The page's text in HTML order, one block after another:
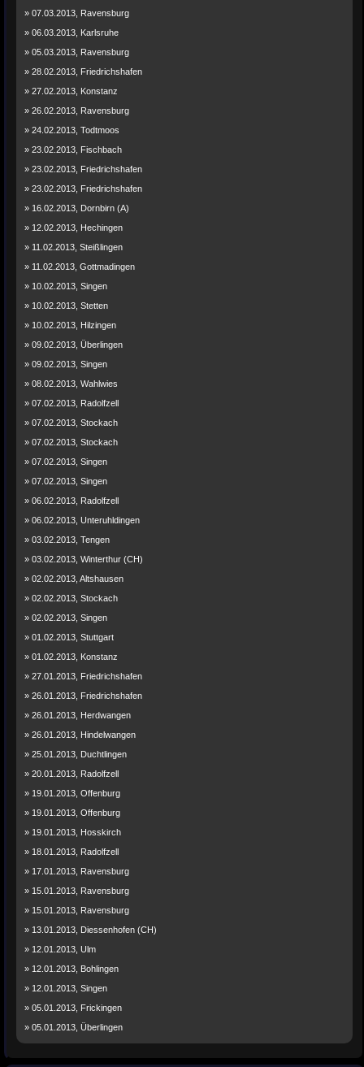
» 07.03.2013, Ravensburg
» 06.03.2013, Karlsruhe
» 05.03.2013, Ravensburg
» 28.02.2013, Friedrichshafen
» 27.02.2013, Konstanz
» 26.02.2013, Ravensburg
» 24.02.2013, Todtmoos
» 23.02.2013, Fischbach
» 23.02.2013, Friedrichshafen
» 23.02.2013, Friedrichshafen
» 16.02.2013, Dornbirn (A)
» 12.02.2013, Hechingen
» 11.02.2013, Steißlingen
» 11.02.2013, Gottmadingen
» 10.02.2013, Singen
» 10.02.2013, Stetten
» 10.02.2013, Hilzingen
» 09.02.2013, Überlingen
» 09.02.2013, Singen
» 08.02.2013, Wahlwies
» 07.02.2013, Radolfzell
» 07.02.2013, Stockach
» 07.02.2013, Stockach
» 07.02.2013, Singen
» 07.02.2013, Singen
» 06.02.2013, Radolfzell
» 06.02.2013, Unteruhldingen
» 03.02.2013, Tengen
» 03.02.2013, Winterthur (CH)
» 02.02.2013, Altshausen
» 02.02.2013, Stockach
» 02.02.2013, Singen
» 01.02.2013, Stuttgart
» 01.02.2013, Konstanz
» 27.01.2013, Friedrichshafen
» 26.01.2013, Friedrichshafen
» 26.01.2013, Herdwangen
» 26.01.2013, Hindelwangen
» 25.01.2013, Duchtlingen
» 20.01.2013, Radolfzell
» 19.01.2013, Offenburg
» 19.01.2013, Offenburg
» 19.01.2013, Hosskirch
» 18.01.2013, Radolfzell
» 17.01.2013, Ravensburg
» 15.01.2013, Ravensburg
» 15.01.2013, Ravensburg
» 13.01.2013, Diessenhofen (CH)
» 12.01.2013, Ulm
» 12.01.2013, Bohlingen
» 12.01.2013, Singen
» 05.01.2013, Frickingen
» 05.01.2013, Überlingen